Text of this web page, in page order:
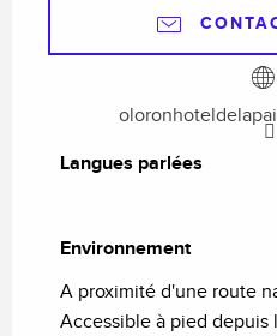
Langues parlées
Langues parlées
Environnement
Environnement
A proximité d'une route
Accessible à pied depuis